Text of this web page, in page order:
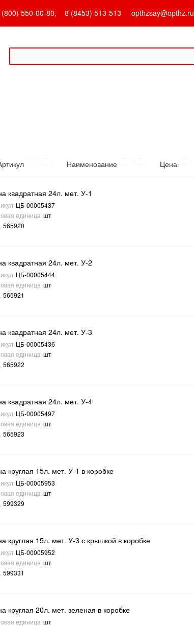
550-00-80, 8 (8453) 513-513 opthzsay@opthz.ru
Наименование Цена
квадратная 24л. мет. У-1
ЦБ-00005437
единица шт
565920
квадратная 24л. мет. У-2
ЦБ-00005444
единица шт
565921
квадратная 24л. мет. У-3
ЦБ-00005436
единица шт
565922
квадратная 24л. мет. У-4
ЦБ-00005497
единица шт
565923
круглая 15л. мет. У-1 в коробке
ЦБ-00005953
единица шт
599329
круглая 15л. мет. У-3 с крышкой в коробке
ЦБ-00005952
единица шт
599331
круглая 20л. мет. зеленая в коробке
единица шт